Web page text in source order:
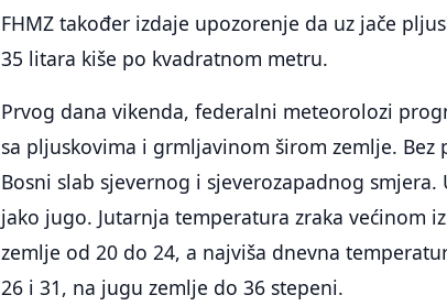
FHMZ također izdaje upozorenje da uz jače
35 litara kiše po kvadratnom metru.
Prvog dana vikenda, federalni meteorolozi
sa pljuskovima i grmljavinom širom zemlje. Bez
Bosni slab sjevernog i sjeverozapadnog
jako jugo. Jutarnja temperatura zraka većinom
zemlje od 20 do 24, a najviša dnevna
26 i 31, na jugu zemlje do 36 stepeni.